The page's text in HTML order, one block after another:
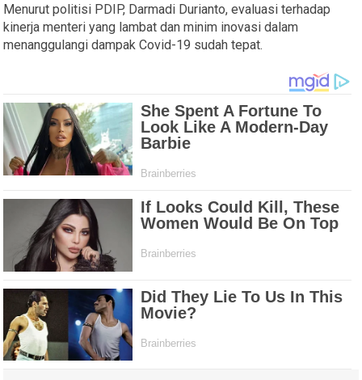
Menurut politisi PDIP, Darmadi Durianto, evaluasi terhadap
kinerja menteri yang lambat dan minim inovasi dalam
menanggulangi dampak Covid-19 sudah tepat.